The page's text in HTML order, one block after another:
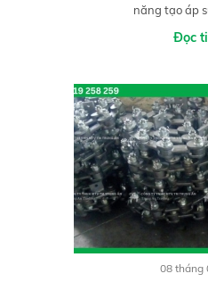
năng tạo áp
Đọc
08 tháng